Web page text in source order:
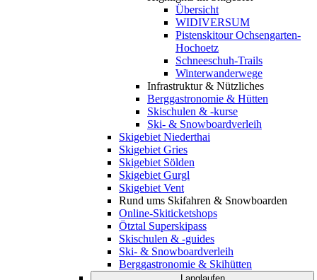
Übersicht
WIDIVERSUM
Pistenskitour Ochsengarten-
Hochoetz
Schneeschuh-Trails
Winterwanderwege
Infrastruktur & Nützliches
Berggastronomie & Hütten
Skischulen & -kurse
Ski- & Snowboardverleih
Skigebiet Niederthai
Skigebiet Gries
Skigebiet Sölden
Skigebiet Gurgl
Skigebiet Vent
Rund ums Skifahren & Snowboarden
Online-Skiticketshops
Ötztal Superskipass
Skischulen & -guides
Ski- & Snowboardverleih
Berggastronomie & Skihütten